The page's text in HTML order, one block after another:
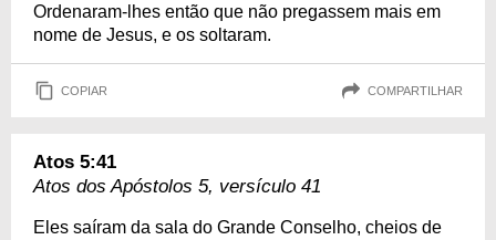
Ordenaram-lhes então que não pregassem mais em
nome de Jesus, e os soltaram.
COPIAR COMPARTILHAR
Atos 5:41
Atos dos Apóstolos 5, versículo 41
Eles saíram da sala do Grande Conselho, cheios de